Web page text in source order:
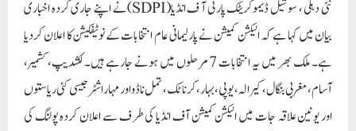
نئی دہلی ، سوشیل ڈیموکریٹک پارٹی آ ف انڈیا(SDPI)نے اپنے جاری کردہ اخباری
بیان میں کہا ہے کہ الیکشن کمیشن نے پارلیمانی عام انتخابات کے نوٹیفکیشن کا اعلان کردیا
ہے۔ ملک بھر میں یہ انتخابات 7مرحلوں میں ہونے جارہے ہیں۔ لکشدیپ، کشمیر،
آسام، مغربی بنگال، کیرالہ، یوپی، بہار، کرناٹک، تمل ناڈو اور مہاراشٹر جیسی کئی ریاستوں
اور یونین علاقہ جات میں الیکشن کمیشن آف انڈیا کی طرف سے اعلان کردہ پولنگ کی